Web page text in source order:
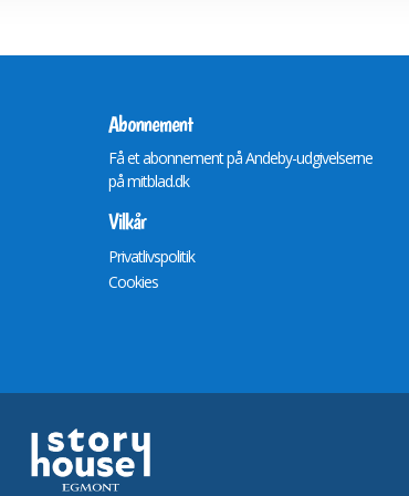
Abonnement
Få et abonnement på Andeby-udgivelserne
påmitblad.dk
Vilkår
Privatlivspolitik
Cookies